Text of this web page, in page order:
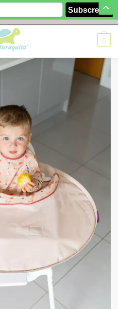
0